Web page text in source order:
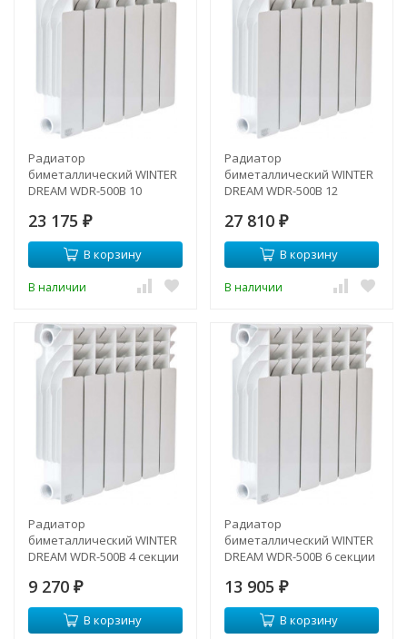
Радиатор
биметаллический WINTER
DREAM WDR-500B 10
23 175 ₽
В корзину
В наличии
Радиатор
биметаллический WINTER
DREAM WDR-500B 12
27 810 ₽
В корзину
В наличии
Радиатор
биметаллический WINTER
DREAM WDR-500B 4 секции
9 270 ₽
В корзину
Радиатор
биметаллический WINTER
DREAM WDR-500B 6 секции
13 905 ₽
В корзину